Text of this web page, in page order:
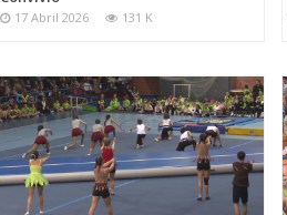
17 Abril 2026 131 K